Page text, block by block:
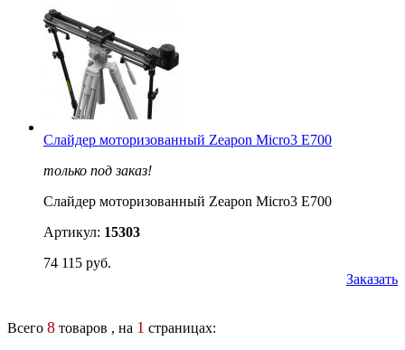
Слайдер моторизованный Zeapon Micro3 E700
только под заказ!
Слайдер моторизованный Zeapon Micro3 E700
Артикул: 15303
74 115 руб.
Заказать
Всего 8 товаров , на 1 страницах: